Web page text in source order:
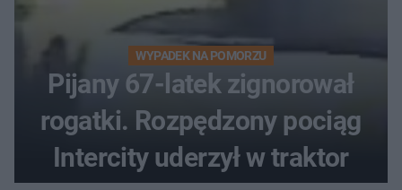
WYPADEK NA POMORZU
Pijany 67-latek zignorował
rogatki. Rozpędzony pociąg
Intercity uderzył w traktor